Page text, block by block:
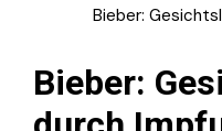
Bieber:
Bieber: